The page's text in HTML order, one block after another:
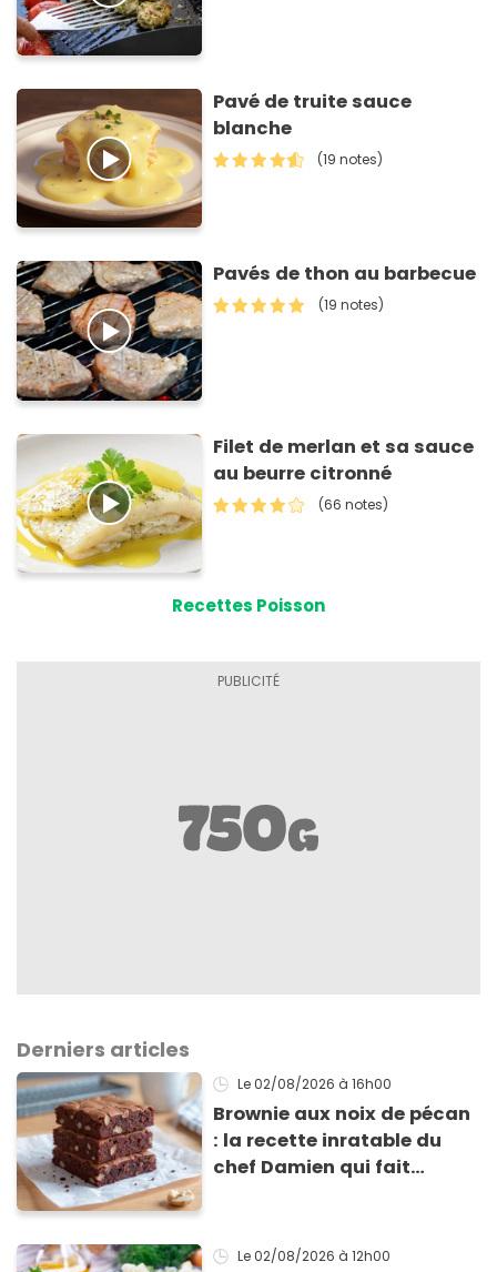
Pavé de truite sauce
blanche
(19 notes)
Pavés de thon au barbecue
(19 notes)
Filet de merlan et sa sauce
au beurre citronné
(66 notes)
Recettes Poisson
Derniers articles
Le 02/08/2026 à 16h00
Brownie aux noix de pécan
: la recette inratable du
chef Damien qui fait
Le 02/08/2026 à 12h00